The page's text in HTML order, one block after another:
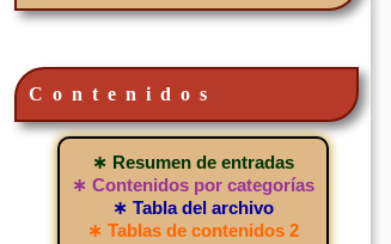
Contenidos
∗ Resumen de entradas
∗ Contenidos por categorías
∗ Tabla del archivo
∗ Tablas de contenidos 2